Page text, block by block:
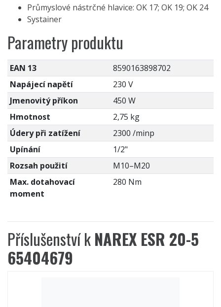
Průmyslové nástrčné hlavice: OK 17; OK 19; OK 24
Systainer
Parametry produktu
EAN 13
8590163898702
Napájecí napětí
230 V
Jmenovitý příkon
450 W
Hmotnost
2,75 kg
Údery při zatížení
2300 /minp
Upínání
1/2"
Rozsah použití
M10–M20
Max. dotahovací
moment
280 Nm
Příslušenství kNAREX ESR 20-5
65404679